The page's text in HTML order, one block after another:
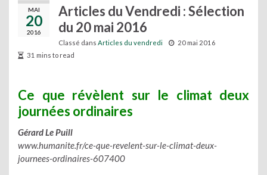
MAI
20
2016
Articles du Vendredi : Sélection
du 20 mai 2016
Classé dans Articles du vendredi
20 mai 2016
31 mins to read
Ce que révèlent sur le climat deux
journées ordinaires
Gérard Le Puill
www.humanite.fr/ce-que-revelent-sur-le-climat-deux-
journees-ordinaires-607400